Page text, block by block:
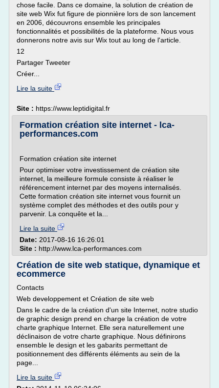
chose facile. Dans ce domaine, la solution de création de
site web Wix fut figure de pionnière lors de son lancement
en 2006, découvrons ensemble les principales
fonctionnalités et possibilités de la plateforme. Nous vous
donnerons notre avis sur Wix tout au long de l'article.
12
Partager Tweeter
Créer...
Lire la suite
Site : https://www.leptidigital.fr
Formation création site internet - lca-
performances.com
Formation création site internet
Pour optimiser votre investissement de création site
internet, la meilleure formule consiste à réaliser le
référencement internet par des moyens internalisés.
Cette formation création site internet vous fournit un
système complet des méthodes et des outils pour y
parvenir. La conquête et la...
Lire la suite
Date: 2017-08-16 16:26:01
Site : http://www.lca-performances.com
Création de site web statique, dynamique et
ecommerce
Contacts
Web developpement et Création de site web
Dans le cadre de la création d'un site Internet, notre studio
de graphic design prend en charge la création de votre
charte graphique Internet. Elle sera naturellement une
déclinaison de votre charte graphique. Nous définirons
ensemble le design et les gabarits permettant de
positionnement des différents éléments au sein de la
page...
Lire la suite